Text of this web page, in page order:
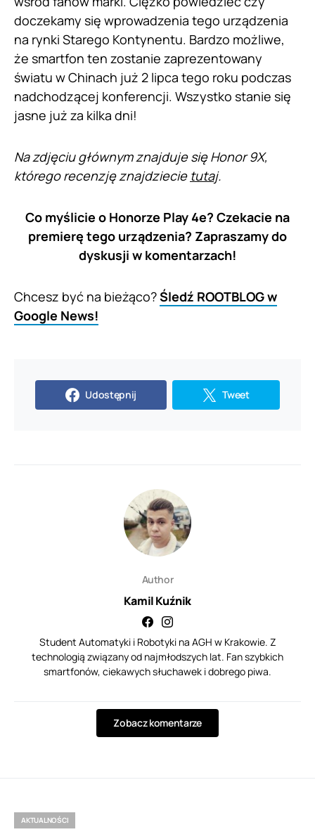
doczekamy się wprowadzenia tego urządzenia
na rynki Starego Kontynentu. Bardzo możliwe,
że smartfon ten zostanie zaprezentowany
światu w Chinach już 2 lipca tego roku podczas
nadchodzącej konferencji. Wszystko stanie się
jasne już za kilka dni!
Na zdjęciu głównym znajduje się Honor 9X,
którego recenzję znajdziecie tutaj.
Co myślicie o Honorze Play 4e? Czekacie na
premierę tego urządzenia? Zapraszamy do
dyskusji w komentarzach!
Chcesz być na bieżąco?Śledź ROOTBLOG w
Google News!
Udostępnij Tweet
Author
Kamil Kuźnik
Student Automatyki i Robotyki na AGH w Krakowie. Z
technologią związany od najmłodszych lat. Fan szybkich
smartfonów, ciekawych słuchawek i dobrego piwa.
Zobacz komentarze
AKTUALNOŚCI